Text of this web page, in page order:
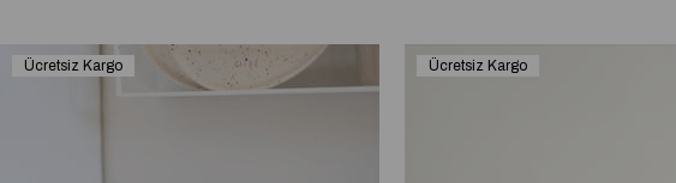
Ücretsiz Kargo Ücretsiz Kargo